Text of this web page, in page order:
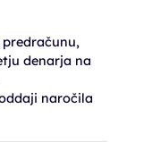
predračunu,
denarja na
naročila